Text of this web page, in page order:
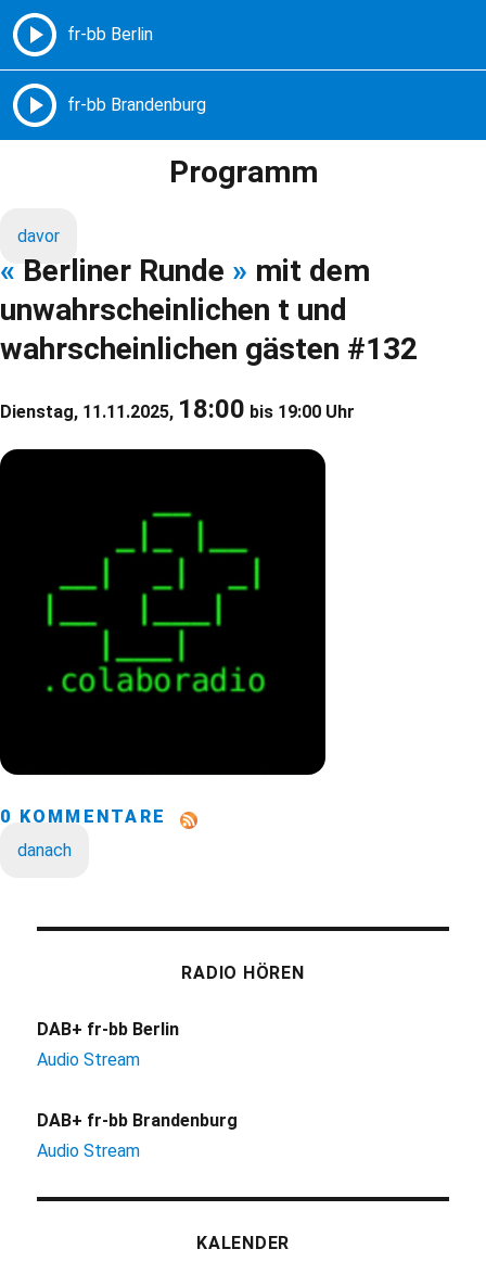
Freie Radios – Berlin Brandenburg
Programm
davor
« Berliner Runde » mit dem
unwahrscheinlichen t und
wahrscheinlichen gästen #132
Dienstag, 11.11.2025, 18:00 bis 19:00 Uhr
0 KOMMENTARE
danach
RADIO HÖREN
DAB+ fr-bb Berlin
Audio Stream
DAB+ fr-bb Brandenburg
Audio Stream
KALENDER